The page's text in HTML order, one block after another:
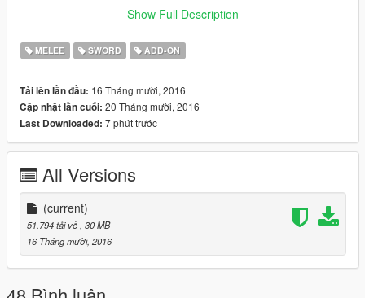
Model converted to grand theft auto V by: Sandra Linson
Model created by: BlackBradHz
Database created by: yeahhmonkey
https://el.gta5-mods.com/tools/add-on-melee-weapon-base
Show Full Description
MELEE SWORD ADD-ON
Tải lên lần đầu: 16 Tháng mười, 2016
Cập nhật lần cuối: 20 Tháng mười, 2016
Last Downloaded: 7 phút trước
All Versions
(current)
51.794 tải về , 30 MB
16 Tháng mười, 2016